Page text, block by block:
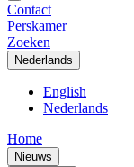
Contact
Perskamer
Zoeken
Nederlands
English
Nederlands
Home
Nieuws